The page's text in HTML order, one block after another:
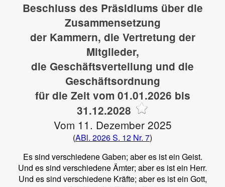
Beschluss des Präsidiums über die
Zusammensetzung
der Kammern, die Vertretung der
Mitglieder,
die Geschäftsverteilung und die
Geschäftsordnung
für die Zeit vom 01.01.2026 bis
31.12.2028
Vom 11. Dezember 2025
(ABl. 2026 S. 12 Nr. 7)
Es sind verschiedene Gaben; aber es ist ein Geist.
Und es sind verschiedene Ämter; aber es ist ein Herr.
Und es sind verschiedene Kräfte; aber es ist ein Gott,